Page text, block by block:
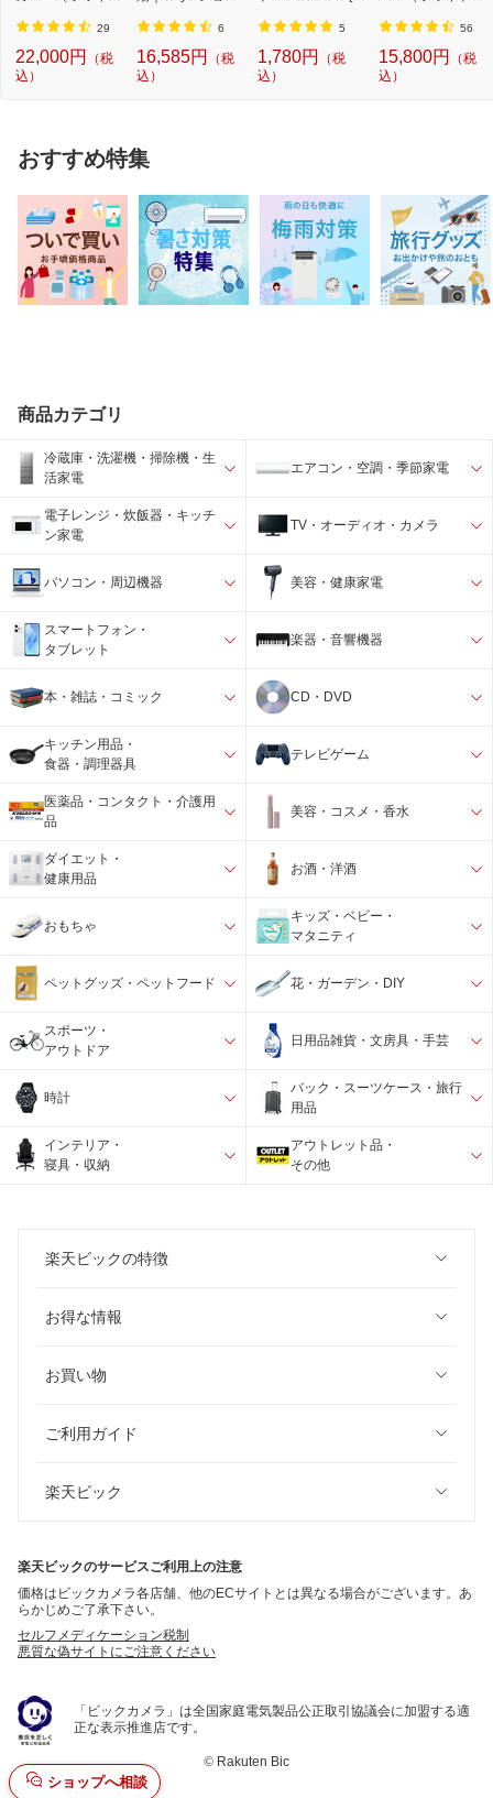
29
22,000円
（税
込）
6
16,585円
（税
込）
24...
5
1,780円
（税
込）
56
15,800円
（税
込）
おすすめ特集
ショップへ相談
商品カテゴリ
冷蔵庫・洗濯機・掃除機・生
活家電
エアコン・空調・季節家電
電子レンジ・炊飯器・キッチ
ン家電
TV・オーディオ・カメラ
パソコン・周辺機器 美容・健康家電
スマートフォン・
タブレット
楽器・音響機器
本・雑誌・コミック CD・DVD
キッチン用品・
食器・調理器具
テレビゲーム
医薬品・コンタクト・介護用
品
美容・コスメ・香水
ダイエット・
健康用品
お酒・洋酒
おもちゃ
キッズ・ベビー・
マタニティ
ペットグッズ・ペットフード 花・ガーデン・DIY
スポーツ・
アウトドア
日用品雑貨・文房具・手芸
時計
バック・スーツケース・旅行
用品
インテリア・
寝具・収納
アウトレット品・
その他
楽天ビックの特徴
お得な情報
お買い物
ご利用ガイド
楽天ビック
楽天ビックのサービスご利用上の注意
価格はビックカメラ各店舗、他のECサイトとは異なる場合がございます。あ
らかじめご了承下さい。
セルフメディケーション税制
悪質な偽サイトにご注意ください
「ビックカメラ」は全国家庭電気製品公正取引協議会に加盟する適
正な表示推進店です。
© Rakuten Bic